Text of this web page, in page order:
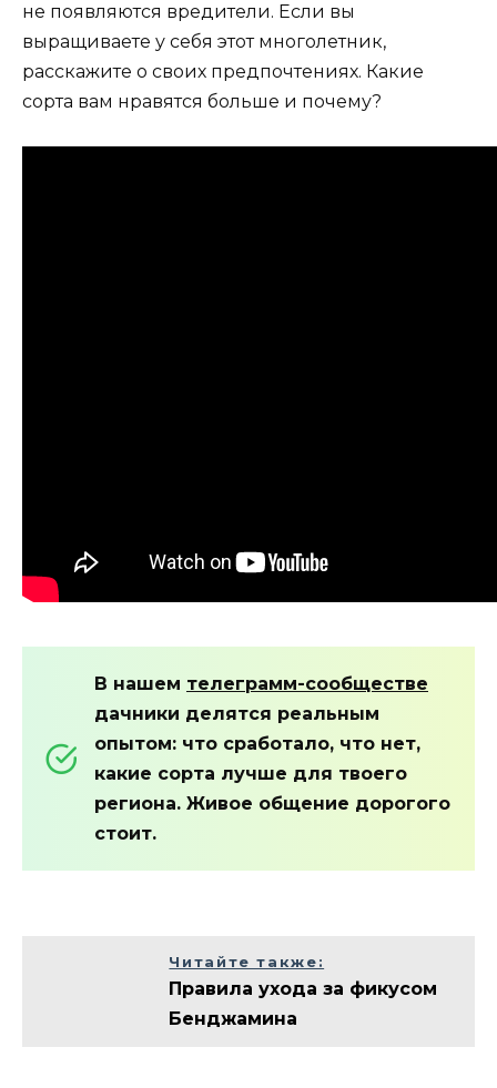
не появляются вредители. Если вы
выращиваете у себя этот многолетник,
расскажите о своих предпочтениях. Какие
сорта вам нравятся больше и почему?
В нашем телеграмм-сообществе
дачники делятся реальным
опытом: что сработало, что нет,
какие сорта лучше для твоего
региона. Живое общение дорогого
стоит.
Читайте также:
Правила ухода за фикусом
Бенджамина